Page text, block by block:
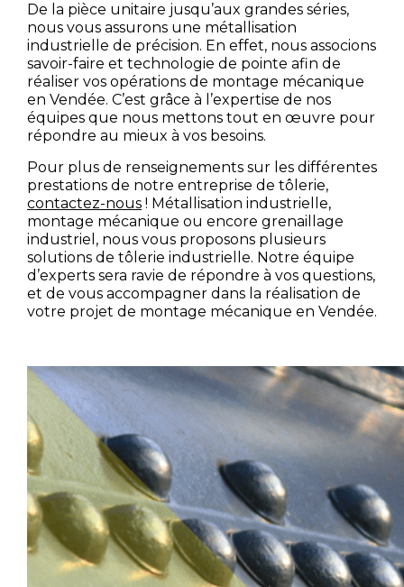
De la pièce unitaire jusqu’aux grandes séries,
nous vous assurons une métallisation
industrielle de précision. En effet, nous associons
savoir-faire et technologie de pointe afin de
réaliser vos opérations de montage mécanique
en Vendée. C’est grâce à l’expertise de nos
équipes que nous mettons tout en œuvre pour
répondre au mieux à vos besoins.
Pour plus de renseignements sur les différentes
prestations de notre entreprise de tôlerie,
contactez-nous ! Métallisation industrielle,
montage mécanique ou encore grenaillage
industriel , nous vous proposons plusieurs
solutions de tôlerie industrielle. Notre équipe
d’experts sera ravie de répondre à vos questions,
et de vous accompagner dans la réalisation de
votre projet de montage mécanique en Vendée.